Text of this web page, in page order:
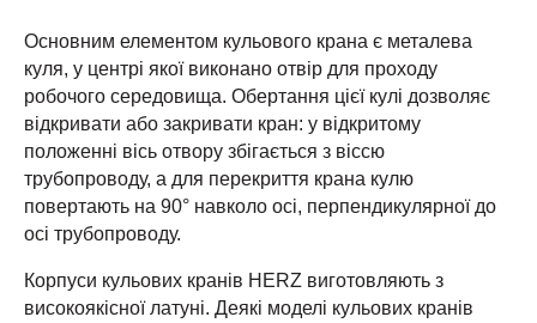
Основним елементом кульового крана є металева
куля, у центрі якої виконано отвір для проходу
робочого середовища. Обертання цієї кулі дозволяє
відкривати або закривати кран: у відкритому
положенні вісь отвору збігається з віссю
трубопроводу, а для перекриття крана кулю
повертають на 90° навколо осі, перпендикулярної до
осі трубопроводу.
Корпуси кульових кранів HERZ виготовляють з
високоякісної латуні. Деякі моделі кульових кранів